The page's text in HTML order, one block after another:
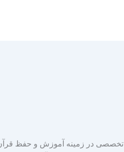
در زمینه آموزش و حفظ